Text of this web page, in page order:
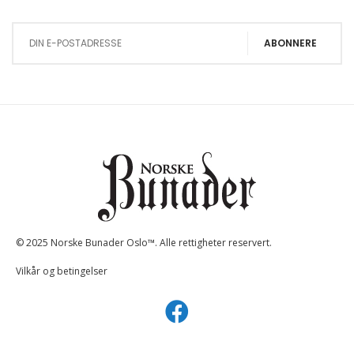
ABONNERE
© 2025 Norske Bunader Oslo™. Alle rettigheter reservert.
Vilkår og betingelser